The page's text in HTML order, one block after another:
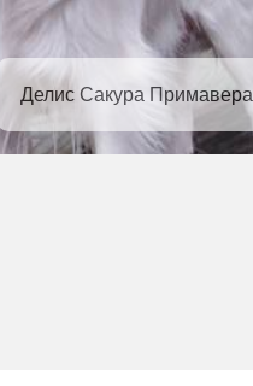
Делис Сакура Примавера